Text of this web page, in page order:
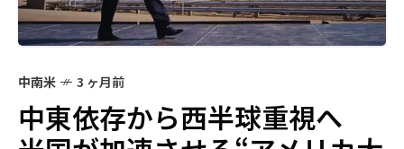
中南米 3 ヶ月前
中東依存から西半球重視へ